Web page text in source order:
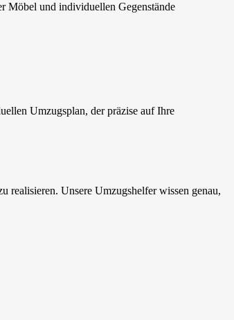
Möbel und individuellen Gegenstände
Umzugsplan, der präzise auf Ihre
Unsere Umzugshelfer wissen genau,